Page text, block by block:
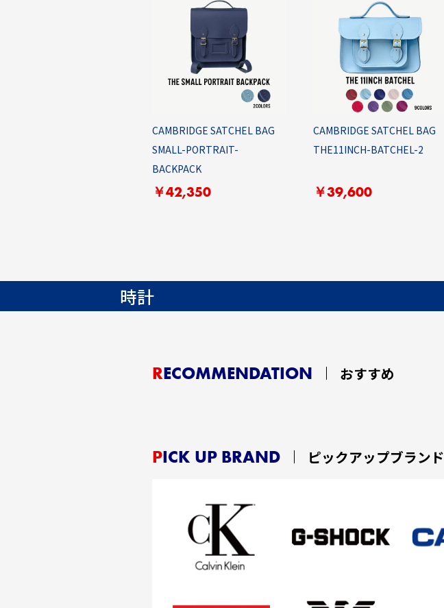
CAMBRIDGE SATCHEL BAG
SMALL-PORTRAIT-
BACKPACK
￥42,350
CAMBRIDGE SATCHEL BAG
THE11INCH-BATCHEL-2
￥39,600
時計
RECOMMENDATION おすすめ
PICK UP BRAND ピックアップブランド